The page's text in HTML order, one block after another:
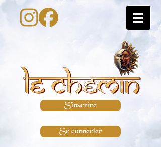
S'inscrire
Se connecter